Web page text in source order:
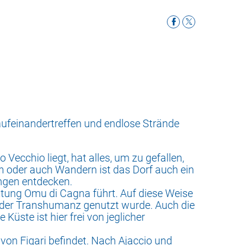
und endlose Strände
Vecchio liegt, hat alles, um zu gefallen,
auch Wandern ist das Dorf auch ein
entdecken.
Omu di Cagna führt. Auf diese Weise
Transhumanz genutzt wurde. Auch die
Küste ist hier frei von jeglicher
Figari befindet. Nach Ajaccio und